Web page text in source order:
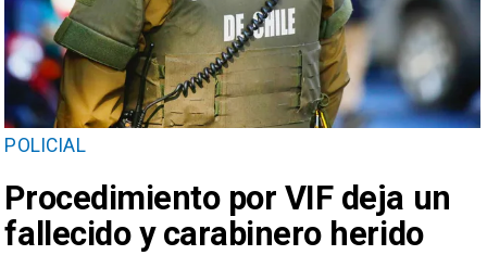
POLICIAL
Procedimiento por VIF deja un
fallecido y carabinero herido